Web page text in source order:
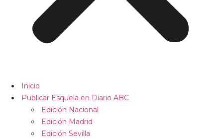
Inicio
Publicar Esquela en Diario ABC
Edición Nacional
Edición Madrid
Edición Sevilla